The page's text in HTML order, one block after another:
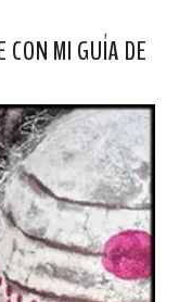
CON MI GUÍA DE